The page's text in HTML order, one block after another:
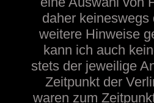
daher
weitere Hinweise
kann ich auch
stets der jeweilige
Zeitpunkt der
waren zum